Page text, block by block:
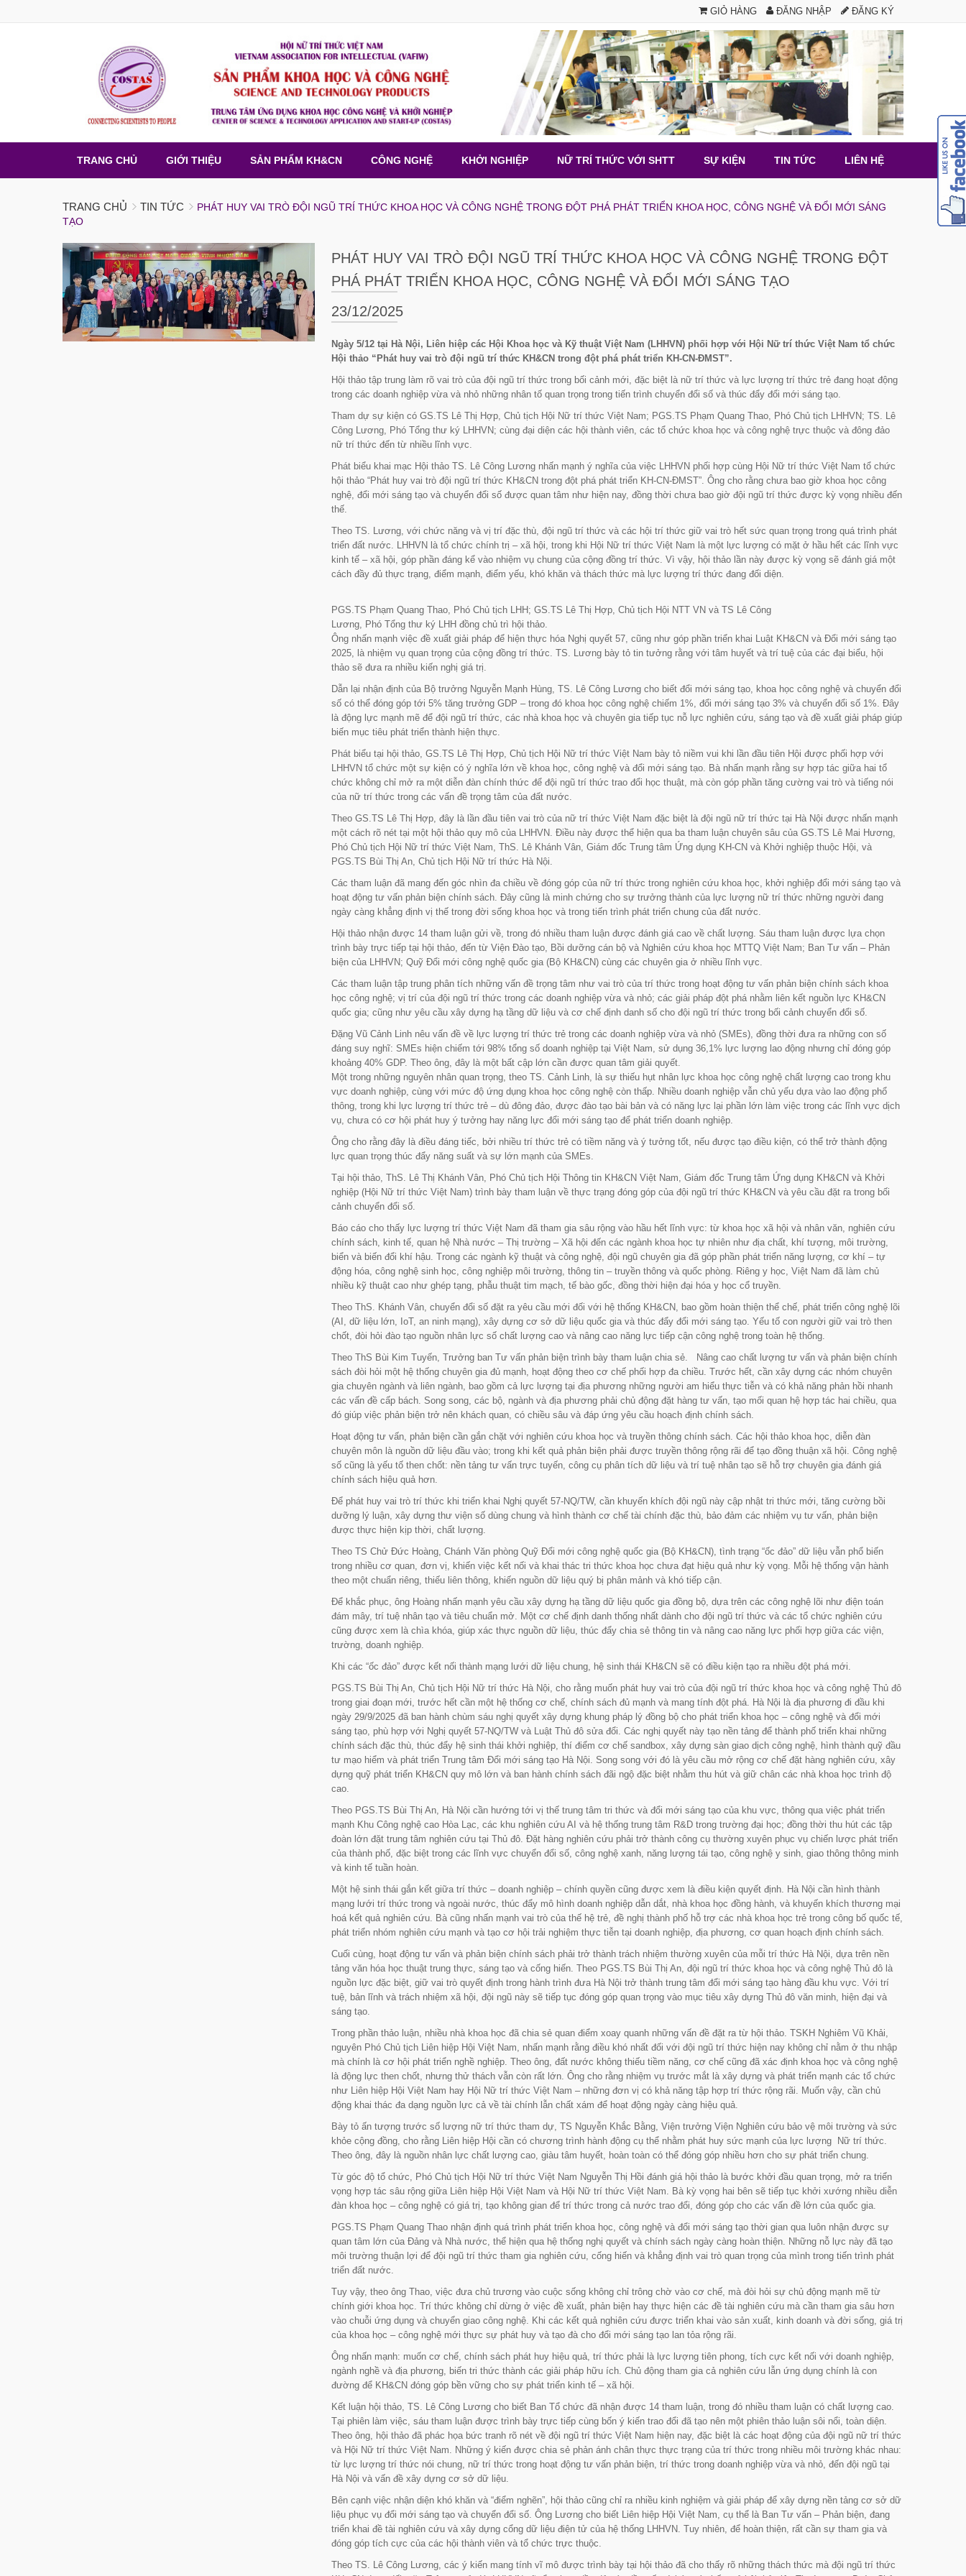
GIỎ HÀNG ĐĂNG NHẬP ĐĂNG KÝ
TRANG CHỦ GIỚI THIỆU SẢN PHẨM KH&CN CÔNG NGHỆ KHỞI NGHIỆP NỮ TRÍ THỨC VỚI SHTT SỰ KIỆN TIN TỨC LIÊN HỆ
TRANG CHỦ TIN TỨC
PHÁT HUY VAI TRÒ ĐỘI NGŨ TRÍ THỨC KHOA HỌC VÀ CÔNG NGHỆ TRONG ĐỘT PHÁ PHÁT TRIỂN KHOA HỌC, CÔNG NGHỆ VÀ ĐỔI MỚI SÁNG
TẠO
PHÁT HUY VAI TRÒ ĐỘI NGŨ TRÍ THỨC KHOA HỌC VÀ CÔNG NGHỆ TRONG ĐỘT
PHÁ PHÁT TRIỂN KHOA HỌC, CÔNG NGHỆ VÀ ĐỔI MỚI SÁNG TẠO
23/12/2025
Ngày 5/12 tại Hà Nội, Liên hiệp các Hội Khoa học và Kỹ thuật Việt Nam (LHHVN) phối hợp với Hội Nữ trí thức Việt Nam tổ chức
Hội thảo “Phát huy vai trò đội ngũ trí thức KH&CN trong đột phá phát triển KH-CN-ĐMST”.
Hội thảo tập trung làm rõ vai trò của đội ngũ trí thức trong bối cảnh mới, đặc biệt là nữ trí thức và lực lượng trí thức trẻ đang hoạt động
trong các doanh nghiệp vừa và nhỏ những nhân tố quan trọng trong tiến trình chuyển đổi số và thúc đẩy đổi mới sáng tạo.
Tham dự sự kiện có GS.TS Lê Thị Hợp, Chủ tịch Hội Nữ trí thức Việt Nam; PGS.TS Phạm Quang Thao, Phó Chủ tịch LHHVN; TS. Lê
Công Lương, Phó Tổng thư ký LHHVN; cùng đại diện các hội thành viên, các tổ chức khoa học và công nghệ trực thuộc và đông đảo
nữ trí thức đến từ nhiều lĩnh vực.
Phát biểu khai mạc Hội thảo TS. Lê Công Lương nhấn mạnh ý nghĩa của việc LHHVN phối hợp cùng Hội Nữ trí thức Việt Nam tổ chức
hội thảo “Phát huy vai trò đội ngũ trí thức KH&CN trong đột phá phát triển KH-CN-ĐMST”. Ông cho rằng chưa bao giờ khoa học công
nghệ, đổi mới sáng tạo và chuyển đổi số được quan tâm như hiện nay, đồng thời chưa bao giờ đội ngũ trí thức được kỳ vọng nhiều đến
thế.
Theo TS. Lương, với chức năng và vị trí đặc thù, đội ngũ trí thức và các hội trí thức giữ vai trò hết sức quan trọng trong quá trình phát
triển đất nước. LHHVN là tổ chức chính trị – xã hội, trong khi Hội Nữ trí thức Việt Nam là một lực lượng có mặt ở hầu hết các lĩnh vực
kinh tế – xã hội, góp phần đáng kể vào nhiệm vụ chung của cộng đồng trí thức. Vì vậy, hội thảo lần này được kỳ vọng sẽ đánh giá một
cách đầy đủ thực trạng, điểm mạnh, điểm yếu, khó khăn và thách thức mà lực lượng trí thức đang đối diện.
PGS.TS Phạm Quang Thao, Phó Chủ tịch LHH; GS.TS Lê Thị Hợp, Chủ tịch Hội NTT VN và TS Lê Công
Lương, Phó Tổng thư ký LHH đồng chủ trì hội thảo.
Ông nhấn mạnh việc đề xuất giải pháp để hiện thực hóa Nghị quyết 57, cũng như góp phần triển khai Luật KH&CN và Đổi mới sáng tạo
2025, là nhiệm vụ quan trọng của cộng đồng trí thức. TS. Lương bày tỏ tin tưởng rằng với tâm huyết và trí tuệ của các đại biểu, hội
thảo sẽ đưa ra nhiều kiến nghị giá trị.
Dẫn lại nhận định của Bộ trưởng Nguyễn Mạnh Hùng, TS. Lê Công Lương cho biết đổi mới sáng tạo, khoa học công nghệ và chuyển đổi
số có thể đóng góp tới 5% tăng trưởng GDP – trong đó khoa học công nghệ chiếm 1%, đổi mới sáng tạo 3% và chuyển đổi số 1%. Đây
là động lực mạnh mẽ để đội ngũ trí thức, các nhà khoa học và chuyên gia tiếp tục nỗ lực nghiên cứu, sáng tạo và đề xuất giải pháp giúp
biến mục tiêu phát triển thành hiện thực.
Phát biểu tại hội thảo, GS.TS Lê Thị Hợp, Chủ tịch Hội Nữ trí thức Việt Nam bày tỏ niềm vui khi lần đầu tiên Hội được phối hợp với
LHHVN tổ chức một sự kiện có ý nghĩa lớn về khoa học, công nghệ và đổi mới sáng tạo. Bà nhấn mạnh rằng sự hợp tác giữa hai tổ
chức không chỉ mở ra một diễn đàn chính thức để đội ngũ trí thức trao đổi học thuật, mà còn góp phần tăng cường vai trò và tiếng nói
của nữ trí thức trong các vấn đề trọng tâm của đất nước.
Theo GS.TS Lê Thị Hợp, đây là lần đầu tiên vai trò của nữ trí thức Việt Nam đặc biệt là đội ngũ nữ trí thức tại Hà Nội được nhấn mạnh
một cách rõ nét tại một hội thảo quy mô của LHHVN. Điều này được thể hiện qua ba tham luận chuyên sâu của GS.TS Lê Mai Hương,
Phó Chủ tịch Hội Nữ trí thức Việt Nam, ThS. Lê Khánh Vân, Giám đốc Trung tâm Ứng dụng KH-CN và Khởi nghiệp thuộc Hội, và
PGS.TS Bùi Thị An, Chủ tịch Hội Nữ trí thức Hà Nội.
Các tham luận đã mang đến góc nhìn đa chiều về đóng góp của nữ trí thức trong nghiên cứu khoa học, khởi nghiệp đổi mới sáng tạo và
hoạt động tư vấn phản biện chính sách. Đây cũng là minh chứng cho sự trưởng thành của lực lượng nữ trí thức những người đang
ngày càng khẳng định vị thế trong đời sống khoa học và trong tiến trình phát triển chung của đất nước.
Hội thảo nhận được 14 tham luận gửi về, trong đó nhiều tham luận được đánh giá cao về chất lượng. Sáu tham luận được lựa chọn
trình bày trực tiếp tại hội thảo, đến từ Viện Đào tạo, Bồi dưỡng cán bộ và Nghiên cứu khoa học MTTQ Việt Nam; Ban Tư vấn – Phản
biện của LHHVN; Quỹ Đổi mới công nghệ quốc gia (Bộ KH&CN) cùng các chuyên gia ở nhiều lĩnh vực.
Các tham luận tập trung phân tích những vấn đề trọng tâm như vai trò của trí thức trong hoạt động tư vấn phản biện chính sách khoa
học công nghệ; vị trí của đội ngũ trí thức trong các doanh nghiệp vừa và nhỏ; các giải pháp đột phá nhằm liên kết nguồn lực KH&CN
quốc gia; cũng như yêu cầu xây dựng hạ tầng dữ liệu và cơ chế định danh số cho đội ngũ trí thức trong bối cảnh chuyển đổi số.
Đặng Vũ Cảnh Linh nêu vấn đề về lực lượng trí thức trẻ trong các doanh nghiệp vừa và nhỏ (SMEs), đồng thời đưa ra những con số
đáng suy nghĩ: SMEs hiện chiếm tới 98% tổng số doanh nghiệp tại Việt Nam, sử dụng 36,1% lực lượng lao động nhưng chỉ đóng góp
khoảng 40% GDP. Theo ông, đây là một bất cập lớn cần được quan tâm giải quyết.
Một trong những nguyên nhân quan trọng, theo TS. Cảnh Linh, là sự thiếu hụt nhân lực khoa học công nghệ chất lượng cao trong khu
vực doanh nghiệp, cùng với mức độ ứng dụng khoa học công nghệ còn thấp. Nhiều doanh nghiệp vẫn chủ yếu dựa vào lao động phổ
thông, trong khi lực lượng trí thức trẻ – dù đông đảo, được đào tạo bài bản và có năng lực lại phần lớn làm việc trong các lĩnh vực dịch
vụ, chưa có cơ hội phát huy ý tưởng hay năng lực đổi mới sáng tạo để phát triển doanh nghiệp.
Ông cho rằng đây là điều đáng tiếc, bởi nhiều trí thức trẻ có tiềm năng và ý tưởng tốt, nếu được tạo điều kiện, có thể trở thành động
lực quan trọng thúc đẩy năng suất và sự lớn mạnh của SMEs.
Tại hội thảo, ThS. Lê Thị Khánh Vân, Phó Chủ tịch Hội Thông tin KH&CN Việt Nam, Giám đốc Trung tâm Ứng dụng KH&CN và Khởi
nghiệp (Hội Nữ trí thức Việt Nam) trình bày tham luận về thực trạng đóng góp của đội ngũ trí thức KH&CN và yêu cầu đặt ra trong bối
cảnh chuyển đổi số.
Báo cáo cho thấy lực lượng trí thức Việt Nam đã tham gia sâu rộng vào hầu hết lĩnh vực: từ khoa học xã hội và nhân văn, nghiên cứu
chính sách, kinh tế, quan hệ Nhà nước – Thị trường – Xã hội đến các ngành khoa học tự nhiên như địa chất, khí tượng, môi trường,
biển và biến đổi khí hậu. Trong các ngành kỹ thuật và công nghệ, đội ngũ chuyên gia đã góp phần phát triển năng lượng, cơ khí – tự
động hóa, công nghệ sinh học, công nghiệp môi trường, thông tin – truyền thông và quốc phòng. Riêng y học, Việt Nam đã làm chủ
nhiều kỹ thuật cao như ghép tạng, phẫu thuật tim mạch, tế bào gốc, đồng thời hiện đại hóa y học cổ truyền.
Theo ThS. Khánh Vân, chuyển đổi số đặt ra yêu cầu mới đối với hệ thống KH&CN, bao gồm hoàn thiện thể chế, phát triển công nghệ lõi
(AI, dữ liệu lớn, IoT, an ninh mạng), xây dựng cơ sở dữ liệu quốc gia và thúc đẩy đổi mới sáng tạo. Yếu tố con người giữ vai trò then
chốt, đòi hỏi đào tạo nguồn nhân lực số chất lượng cao và nâng cao năng lực tiếp cận công nghệ trong toàn hệ thống.
Theo ThS Bùi Kim Tuyến, Trưởng ban Tư vấn phản biện trình bày tham luận chia sẻ. Nâng cao chất lượng tư vấn và phản biện chính
sách đòi hỏi một hệ thống chuyên gia đủ mạnh, hoạt động theo cơ chế phối hợp đa chiều. Trước hết, cần xây dựng các nhóm chuyên
gia chuyên ngành và liên ngành, bao gồm cả lực lượng tại địa phương những người am hiểu thực tiễn và có khả năng phản hồi nhanh
các vấn đề cấp bách. Song song, các bộ, ngành và địa phương phải chủ động đặt hàng tư vấn, tạo mối quan hệ hợp tác hai chiều, qua
đó giúp việc phản biện trở nên khách quan, có chiều sâu và đáp ứng yêu cầu hoạch định chính sách.
Hoạt động tư vấn, phản biện cần gắn chặt với nghiên cứu khoa học và truyền thông chính sách. Các hội thảo khoa học, diễn đàn
chuyên môn là nguồn dữ liệu đầu vào; trong khi kết quả phản biện phải được truyền thông rộng rãi để tạo đồng thuận xã hội. Công nghệ
số cũng là yếu tố then chốt: nền tảng tư vấn trực tuyến, công cụ phân tích dữ liệu và trí tuệ nhân tạo sẽ hỗ trợ chuyên gia đánh giá
chính sách hiệu quả hơn.
Để phát huy vai trò trí thức khi triển khai Nghị quyết 57-NQ/TW, cần khuyến khích đội ngũ này cập nhật tri thức mới, tăng cường bồi
dưỡng lý luận, xây dựng thư viện số dùng chung và hình thành cơ chế tài chính đặc thù, bảo đảm các nhiệm vụ tư vấn, phản biện
được thực hiện kịp thời, chất lượng.
Theo TS Chử Đức Hoàng, Chánh Văn phòng Quỹ Đổi mới công nghệ quốc gia (Bộ KH&CN), tình trạng “ốc đảo” dữ liệu vẫn phổ biến
trong nhiều cơ quan, đơn vị, khiến việc kết nối và khai thác tri thức khoa học chưa đạt hiệu quả như kỳ vọng. Mỗi hệ thống vận hành
theo một chuẩn riêng, thiếu liên thông, khiến nguồn dữ liệu quý bị phân mảnh và khó tiếp cận.
Để khắc phục, ông Hoàng nhấn mạnh yêu cầu xây dựng hạ tầng dữ liệu quốc gia đồng bộ, dựa trên các công nghệ lõi như điện toán
đám mây, trí tuệ nhân tạo và tiêu chuẩn mở. Một cơ chế định danh thống nhất dành cho đội ngũ trí thức và các tổ chức nghiên cứu
cũng được xem là chìa khóa, giúp xác thực nguồn dữ liệu, thúc đẩy chia sẻ thông tin và nâng cao năng lực phối hợp giữa các viện,
trường, doanh nghiệp.
Khi các “ốc đảo” được kết nối thành mạng lưới dữ liệu chung, hệ sinh thái KH&CN sẽ có điều kiện tạo ra nhiều đột phá mới.
PGS.TS Bùi Thị An, Chủ tịch Hội Nữ trí thức Hà Nội, cho rằng muốn phát huy vai trò của đội ngũ trí thức khoa học và công nghệ Thủ đô
trong giai đoạn mới, trước hết cần một hệ thống cơ chế, chính sách đủ mạnh và mang tính đột phá. Hà Nội là địa phương đi đầu khi
ngày 29/9/2025 đã ban hành chùm sáu nghị quyết xây dựng khung pháp lý đồng bộ cho phát triển khoa học – công nghệ và đổi mới
sáng tạo, phù hợp với Nghị quyết 57-NQ/TW và Luật Thủ đô sửa đổi. Các nghị quyết này tạo nền tảng để thành phố triển khai những
chính sách đặc thù, thúc đẩy hệ sinh thái khởi nghiệp, thí điểm cơ chế sandbox, xây dựng sàn giao dịch công nghệ, hình thành quỹ đầu
tư mạo hiểm và phát triển Trung tâm Đổi mới sáng tạo Hà Nội. Song song với đó là yêu cầu mở rộng cơ chế đặt hàng nghiên cứu, xây
dựng quỹ phát triển KH&CN quy mô lớn và ban hành chính sách đãi ngộ đặc biệt nhằm thu hút và giữ chân các nhà khoa học trình độ
cao.
Theo PGS.TS Bùi Thị An, Hà Nội cần hướng tới vị thế trung tâm tri thức và đổi mới sáng tạo của khu vực, thông qua việc phát triển
mạnh Khu Công nghệ cao Hòa Lạc, các khu nghiên cứu AI và hệ thống trung tâm R&D trong trường đại học; đồng thời thu hút các tập
đoàn lớn đặt trung tâm nghiên cứu tại Thủ đô. Đặt hàng nghiên cứu phải trở thành công cụ thường xuyên phục vụ chiến lược phát triển
của thành phố, đặc biệt trong các lĩnh vực chuyển đổi số, công nghệ xanh, năng lượng tái tạo, công nghệ y sinh, giao thông thông minh
và kinh tế tuần hoàn.
Một hệ sinh thái gắn kết giữa trí thức – doanh nghiệp – chính quyền cũng được xem là điều kiện quyết định. Hà Nội cần hình thành
mạng lưới trí thức trong và ngoài nước, thúc đẩy mô hình doanh nghiệp dẫn dắt, nhà khoa học đồng hành, và khuyến khích thương mại
hoá kết quả nghiên cứu. Bà cũng nhấn mạnh vai trò của thế hệ trẻ, đề nghị thành phố hỗ trợ các nhà khoa học trẻ trong công bố quốc tế,
phát triển nhóm nghiên cứu mạnh và tạo cơ hội trải nghiệm thực tiễn tại doanh nghiệp, địa phương, cơ quan hoạch định chính sách.
Cuối cùng, hoạt động tư vấn và phản biện chính sách phải trở thành trách nhiệm thường xuyên của mỗi trí thức Hà Nội, dựa trên nền
tảng văn hóa học thuật trung thực, sáng tạo và cống hiến. Theo PGS.TS Bùi Thị An, đội ngũ trí thức khoa học và công nghệ Thủ đô là
nguồn lực đặc biệt, giữ vai trò quyết định trong hành trình đưa Hà Nội trở thành trung tâm đổi mới sáng tạo hàng đầu khu vực. Với trí
tuệ, bản lĩnh và trách nhiệm xã hội, đội ngũ này sẽ tiếp tục đóng góp quan trọng vào mục tiêu xây dựng Thủ đô văn minh, hiện đại và
sáng tạo.
Trong phần thảo luận, nhiều nhà khoa học đã chia sẻ quan điểm xoay quanh những vấn đề đặt ra từ hội thảo. TSKH Nghiêm Vũ Khải,
nguyên Phó Chủ tịch Liên hiệp Hội Việt Nam, nhấn mạnh rằng điều khó nhất đối với đội ngũ trí thức hiện nay không chỉ nằm ở thu nhập
mà chính là cơ hội phát triển nghề nghiệp. Theo ông, đất nước không thiếu tiềm năng, cơ chế cũng đã xác định khoa học và công nghệ
là động lực then chốt, nhưng thử thách vẫn còn rất lớn. Ông cho rằng nhiệm vụ trước mắt là xây dựng và phát triển mạnh các tổ chức
như Liên hiệp Hội Việt Nam hay Hội Nữ trí thức Việt Nam – những đơn vị có khả năng tập hợp trí thức rộng rãi. Muốn vậy, cần chủ
động khai thác đa dạng nguồn lực cả về tài chính lẫn chất xám để hoạt động ngày càng hiệu quả.
Bày tỏ ấn tượng trước số lượng nữ trí thức tham dự, TS Nguyễn Khắc Bằng, Viện trưởng Viện Nghiên cứu bảo vệ môi trường và sức
khỏe cộng đồng, cho rằng Liên hiệp Hội cần có chương trình hành động cụ thể nhằm phát huy sức mạnh của lực lượng Nữ trí thức.
Theo ông, đây là nguồn nhân lực chất lượng cao, giàu tâm huyết, hoàn toàn có thể đóng góp nhiều hơn cho sự phát triển chung.
Từ góc độ tổ chức, Phó Chủ tịch Hội Nữ trí thức Việt Nam Nguyễn Thị Hồi đánh giá hội thảo là bước khởi đầu quan trọng, mở ra triển
vọng hợp tác sâu rộng giữa Liên hiệp Hội Việt Nam và Hội Nữ trí thức Việt Nam. Bà kỳ vọng hai bên sẽ tiếp tục khởi xướng nhiều diễn
đàn khoa học – công nghệ có giá trị, tạo không gian để trí thức trong cả nước trao đổi, đóng góp cho các vấn đề lớn của quốc gia.
PGS.TS Phạm Quang Thao nhận định quá trình phát triển khoa học, công nghệ và đổi mới sáng tạo thời gian qua luôn nhận được sự
quan tâm lớn của Đảng và Nhà nước, thể hiện qua hệ thống nghị quyết và chính sách ngày càng hoàn thiện. Những nỗ lực này đã tạo
môi trường thuận lợi để đội ngũ trí thức tham gia nghiên cứu, cống hiến và khẳng định vai trò quan trọng của mình trong tiến trình phát
triển đất nước.
Tuy vậy, theo ông Thao, việc đưa chủ trương vào cuộc sống không chỉ trông chờ vào cơ chế, mà đòi hỏi sự chủ động mạnh mẽ từ
chính giới khoa học. Trí thức không chỉ dừng ở việc đề xuất, phản biện hay thực hiện các đề tài nghiên cứu mà cần tham gia sâu hơn
vào chuỗi ứng dụng và chuyển giao công nghệ. Khi các kết quả nghiên cứu được triển khai vào sản xuất, kinh doanh và đời sống, giá trị
của khoa học – công nghệ mới thực sự phát huy và tạo đà cho đổi mới sáng tạo lan tỏa rộng rãi.
Ông nhấn mạnh: muốn cơ chế, chính sách phát huy hiệu quả, trí thức phải là lực lượng tiên phong, tích cực kết nối với doanh nghiệp,
ngành nghề và địa phương, biến tri thức thành các giải pháp hữu ích. Chủ động tham gia cả nghiên cứu lẫn ứng dụng chính là con
đường để KH&CN đóng góp bền vững cho sự phát triển kinh tế – xã hội.
Kết luận hội thảo, TS. Lê Công Lương cho biết Ban Tổ chức đã nhận được 14 tham luận, trong đó nhiều tham luận có chất lượng cao.
Tại phiên làm việc, sáu tham luận được trình bày trực tiếp cùng bốn ý kiến trao đổi đã tạo nên một phiên thảo luận sôi nổi, toàn diện.
Theo ông, hội thảo đã phác họa bức tranh rõ nét về đội ngũ trí thức Việt Nam hiện nay, đặc biệt là các hoạt động của đội ngũ nữ trí thức
và Hội Nữ trí thức Việt Nam. Những ý kiến được chia sẻ phản ánh chân thực thực trạng của trí thức trong nhiều môi trường khác nhau:
từ lực lượng trí thức nói chung, nữ trí thức trong hoạt động tư vấn phản biện, trí thức trong doanh nghiệp vừa và nhỏ, đến đội ngũ tại
Hà Nội và vấn đề xây dựng cơ sở dữ liệu.
Bên cạnh việc nhận diện khó khăn và “điểm nghẽn”, hội thảo cũng chỉ ra nhiều kinh nghiệm và giải pháp để xây dựng nền tảng cơ sở dữ
liệu phục vụ đổi mới sáng tạo và chuyển đổi số. Ông Lương cho biết Liên hiệp Hội Việt Nam, cụ thể là Ban Tư vấn – Phản biện, đang
triển khai đề tài nghiên cứu và xây dựng cổng dữ liệu điện tử của hệ thống LHHVN. Tuy nhiên, để hoàn thiện, rất cần sự tham gia và
đóng góp tích cực của các hội thành viên và tổ chức trực thuộc.
Theo TS. Lê Công Lương, các ý kiến mang tính vĩ mô được trình bày tại hội thảo đã cho thấy rõ những thách thức mà đội ngũ trí thức